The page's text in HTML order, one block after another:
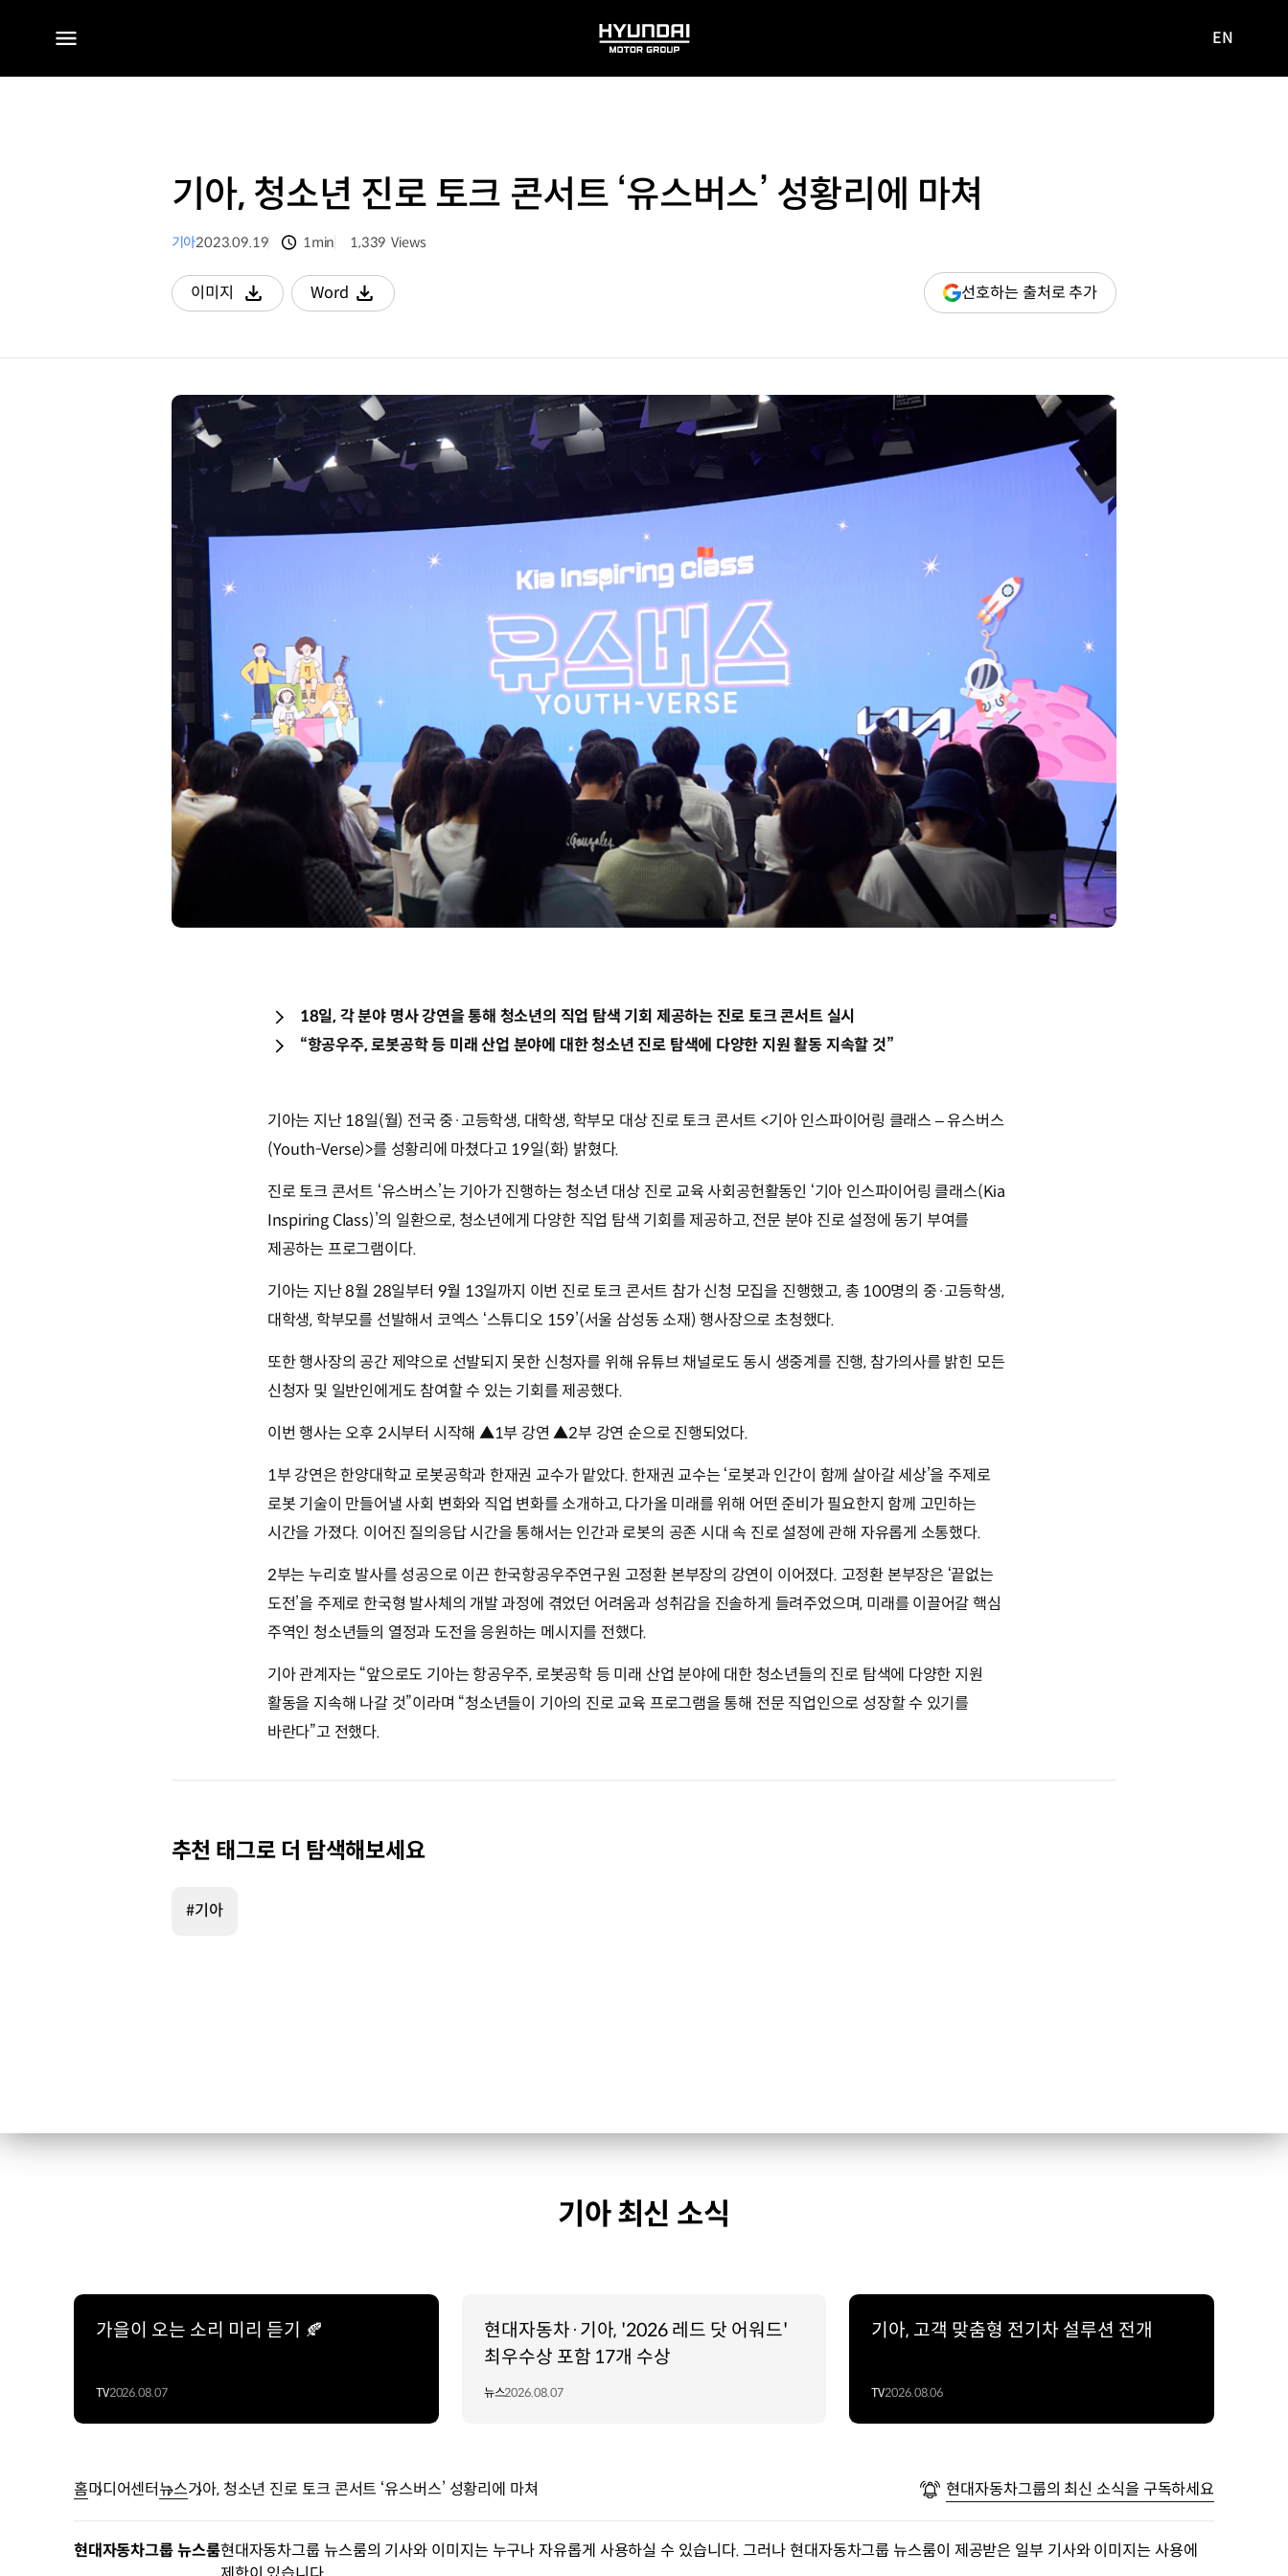
전체
HYUNDAI
MOTOR
사이트로
EN
기아, 청소년 진로 토크 콘서트 ‘유스버스’ 성황리에 마쳐
기아2023.09.19 1min 1,339 Views
이미지
다운로드
Word
다운로드
선호하는 출처로 추가(새
창
18일, 각 분야 명사 강연을 통해 청소년의 직업 탐색 기회 제공하는 진로 토크 콘서트 실시
“항공우주, 로봇공학 등 미래 산업 분야에 대한 청소년 진로 탐색에 다양한 지원 활동 지속할 것”
기아는 지난 18일(월) 전국 중·고등학생, 대학생, 학부모 대상 진로 토크 콘서트 <기아 인스파이어링 클래스 – 유스버스
(Youth-Verse)>를 성황리에 마쳤다고 19일(화) 밝혔다.
진로 토크 콘서트 ‘유스버스’는 기아가 진행하는 청소년 대상 진로 교육 사회공헌활동인 ‘기아 인스파이어링 클래스(Kia
Inspiring Class)’의 일환으로, 청소년에게 다양한 직업 탐색 기회를 제공하고, 전문 분야 진로 설정에 동기 부여를
제공하는 프로그램이다.
기아는 지난 8월 28일부터 9월 13일까지 이번 진로 토크 콘서트 참가 신청 모집을 진행했고, 총 100명의 중·고등학생,
대학생, 학부모를 선발해서 코엑스 ‘스튜디오 159’(서울 삼성동 소재) 행사장으로 초청했다.
또한 행사장의 공간 제약으로 선발되지 못한 신청자를 위해 유튜브 채널로도 동시 생중계를 진행, 참가의사를 밝힌 모든
신청자 및 일반인에게도 참여할 수 있는 기회를 제공했다.
이번 행사는 오후 2시부터 시작해 ▲1부 강연 ▲2부 강연 순으로 진행되었다.
1부 강연은 한양대학교 로봇공학과 한재권 교수가 맡았다. 한재권 교수는 ‘로봇과 인간이 함께 살아갈 세상’을 주제로
로봇 기술이 만들어낼 사회 변화와 직업 변화를 소개하고, 다가올 미래를 위해 어떤 준비가 필요한지 함께 고민하는
시간을 가졌다. 이어진 질의응답 시간을 통해서는 인간과 로봇의 공존 시대 속 진로 설정에 관해 자유롭게 소통했다.
2부는 누리호 발사를 성공으로 이끈 한국항공우주연구원 고정환 본부장의 강연이 이어졌다. 고정환 본부장은 ‘끝없는
도전’을 주제로 한국형 발사체의 개발 과정에 겪었던 어려움과 성취감을 진솔하게 들려주었으며, 미래를 이끌어갈 핵심
주역인 청소년들의 열정과 도전을 응원하는 메시지를 전했다.
기아 관계자는 “앞으로도 기아는 항공우주, 로봇공학 등 미래 산업 분야에 대한 청소년들의 진로 탐색에 다양한 지원
활동을 지속해 나갈 것”이라며 “청소년들이 기아의 진로 교육 프로그램을 통해 전문 직업인으로 성장할 수 있기를
바란다”고 전했다.
추천 태그로 더 탐색해보세요
#기아
기아 최신 소식
가을이 오는 소리 미리 듣기 🍂
TV2026.08.07
현대자동차·기아, '2026 레드 닷 어워드'
최우수상 포함 17개 수상
뉴스2026.08.07
기아, 고객 맞춤형 전기차 설루션 전개
TV2026.08.06
홈미디어센터뉴스 기아, 청소년 진로 토크 콘서트 ‘유스버스’ 성황리에 마쳐 현대자동차그룹의 최신 소식을 구독하세요
현대자동차그룹 뉴스룸현대자동차그룹 뉴스룸의 기사와 이미지는 누구나 자유롭게 사용하실 수 있습니다. 그러나 현대자동차그룹 뉴스룸이 제공받은 일부 기사와 이미지는 사용에